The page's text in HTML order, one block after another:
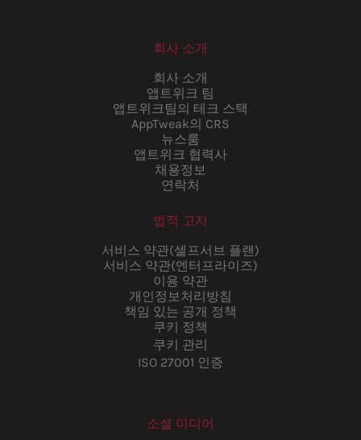
회사 소개
회사 소개
앱트위크 팀
앱트위크팀의 테크 스택
AppTweak의 CRS
뉴스룸
앱트위크 협력사
채용정보
연락처
법적 고지
서비스 약관(셀프서브 플랜)
서비스 약관(엔터프라이즈)
이용 약관
개인정보처리방침
책임 있는 공개 정책
쿠키 정책
쿠키 관리
ISO 27001 인증
소셜 미디어